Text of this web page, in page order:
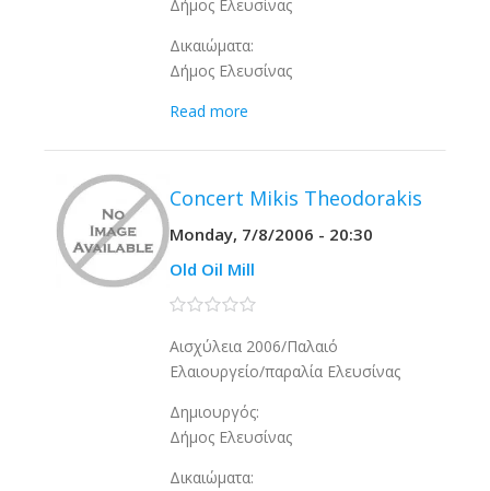
Δήμος Ελευσίνας
Δικαιώματα:
Δήμος Ελευσίνας
Read more
Concert Mikis Theodorakis
Monday, 7/8/2006 - 20:30
Old Oil Mill
0 stars
Αισχύλεια 2006/Παλαιό
Ελαιουργείο/παραλία Ελευσίνας
Δημιουργός:
Δήμος Ελευσίνας
Δικαιώματα: